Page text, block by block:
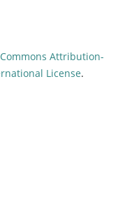
Attribution-
License.